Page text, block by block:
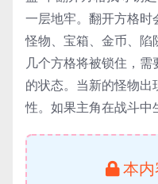
一层地牢。翻开方格时
怪物、宝箱、金币、陷
几个方格将被锁住，
的状态。当新的怪物
性。如果主角在战斗中
本